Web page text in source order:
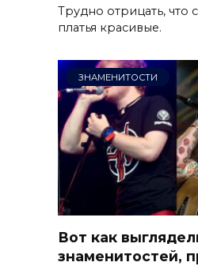
Трудно отрицать, что
платья красивые.
ЗНАМЕНИТОСТИ
Вот как
знаменитостей,